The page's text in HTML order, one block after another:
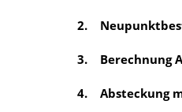
2.
3. Berechnung
4. Absteckung